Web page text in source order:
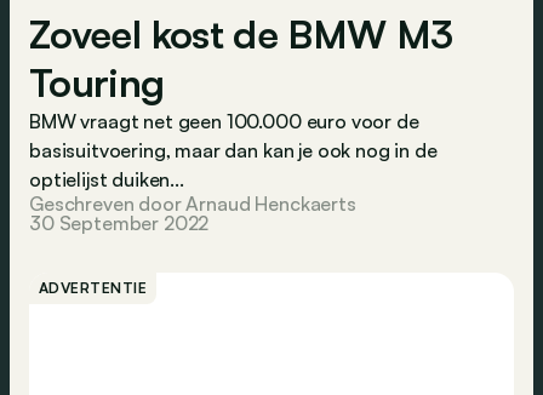
Zoveel kost de BMW M3
Touring
BMW vraagt net geen 100.000 euro voor de
basisuitvoering, maar dan kan je ook nog in de
optielijst duiken...
Geschreven door Arnaud Henckaerts
30 September 2022
ADVERTENTIE